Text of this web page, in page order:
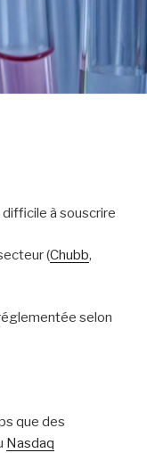
à souscrire
(Chubb,
selon
que des
Nasdaq